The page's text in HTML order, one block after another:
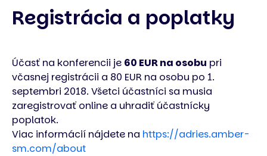
Registrácia a poplatky
Účasť na konferencii je 60 EUR na osobu pri
včasnej registrácii a 80 EUR na osobu po 1.
septembri 2018. Všetci účastníci sa musia
zaregistrovať online a uhradiť účastnícky
poplatok.
Viac informácií nájdete na https://adries.amber-
sm.com/about